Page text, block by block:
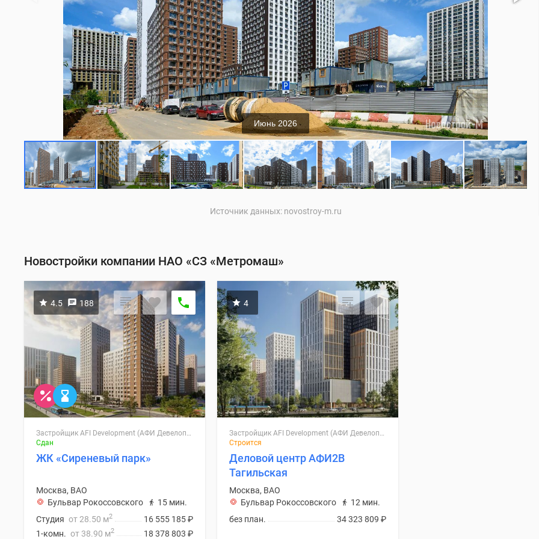
Июнь 2026
Источник данных: novostroy-m.ru
Новостройки компании НАО «СЗ «Метромаш»
4.5 188
Сдан
ЖК «Сиреневый парк»
Москва, ВАО
Бульвар Рокоссовского
15 мин.
16 555 185₽
Студия от 28.50 м2
18 378 803 ₽
1-комн. от 38.90 м2
4
Строится
Деловой центр АФИ2B
Тагильская
Москва, ВАО
Бульвар Рокоссовского
12 мин.
34 323 809 ₽
без план.